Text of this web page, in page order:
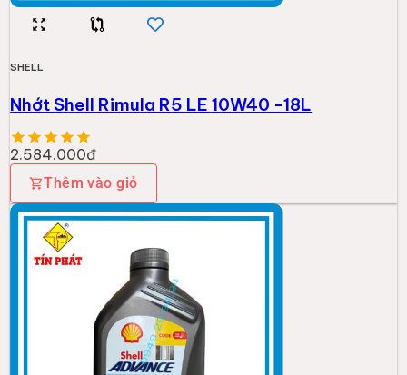
SHELL
Nhớt Shell Rimula R5 LE 10W40 -18L
2.584.000đ
Thêm vào giỏ